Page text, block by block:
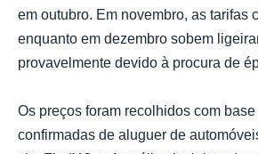
em outubro. Em novembro, as tarifas
enquanto em dezembro sobem
provavelmente devido à procura de
Os preços foram recolhidos com
confirmadas de aluguer de